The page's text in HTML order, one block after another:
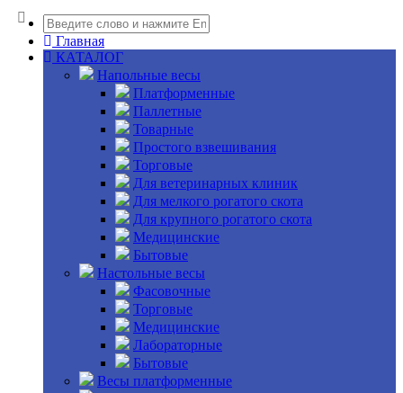
Главная
КАТАЛОГ
Напольные весы
Платформенные
Паллетные
Товарные
Простого взвешивания
Торговые
Для ветеринарных клиник
Для мелкого рогатого скота
Для крупного рогатого скота
Медицинские
Бытовые
Настольные весы
Фасовочные
Торговые
Медицинские
Лабораторные
Бытовые
Весы платформенные